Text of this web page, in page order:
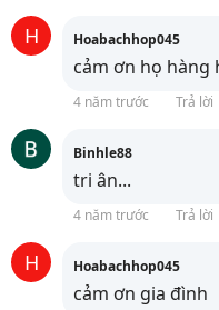
H Hoabachhop045
cảm ơn họ hàng
4 năm trước Trả lời
Binhle88
tri ân...
4 năm trước Trả lời
H Hoabachhop045
cảm ơn gia đình